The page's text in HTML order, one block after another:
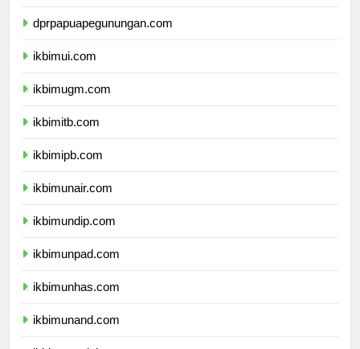
dprpapuapegunungan.com
ikbimui.com
ikbimugm.com
ikbimitb.com
ikbimipb.com
ikbimunair.com
ikbimundip.com
ikbimunpad.com
ikbimunhas.com
ikbimunand.com